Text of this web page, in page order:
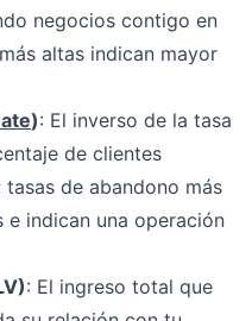
negocios contigo en
altas indican mayor
): El inverso de la tasa
de clientes
de abandono más
e indican una operación
: El ingreso total que